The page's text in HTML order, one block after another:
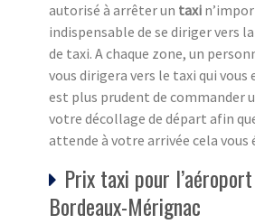
autorisé à arrêter un taxi
indispensable de se diriger vers
de taxi. A chaque zone, un
vous dirigera vers le taxi qui
est plus prudent de commander
votre décollage de départ afin
attende à votre arrivée cela vous
Prix taxi pour
Bordeaux-Mérignac